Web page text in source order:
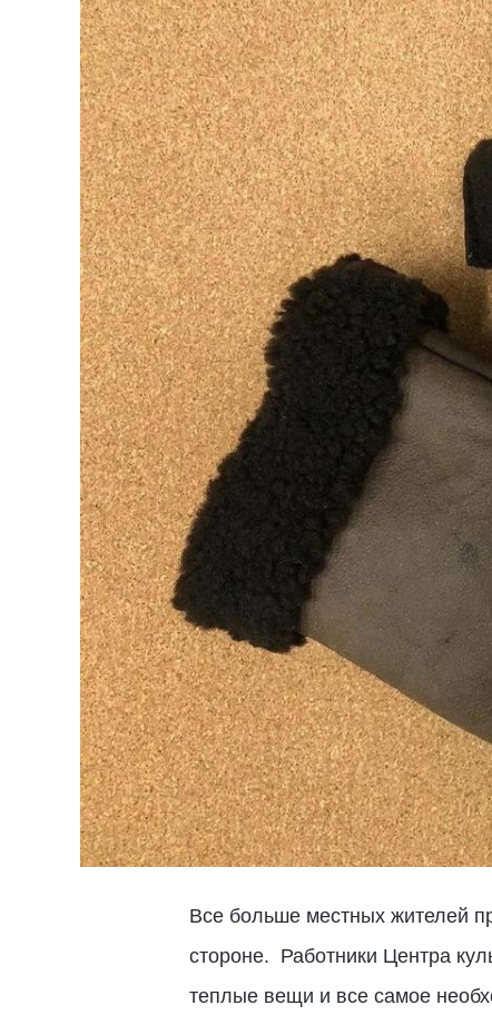
Все больше местных жителей
стороне. Работники Центра
теплые вещи и все самое